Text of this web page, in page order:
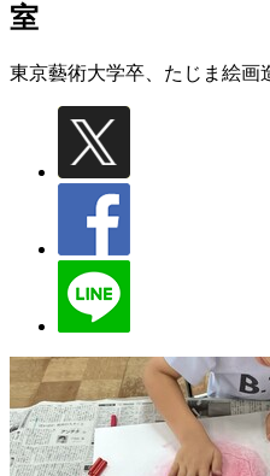
室
東京藝術大学卒、たじま絵画